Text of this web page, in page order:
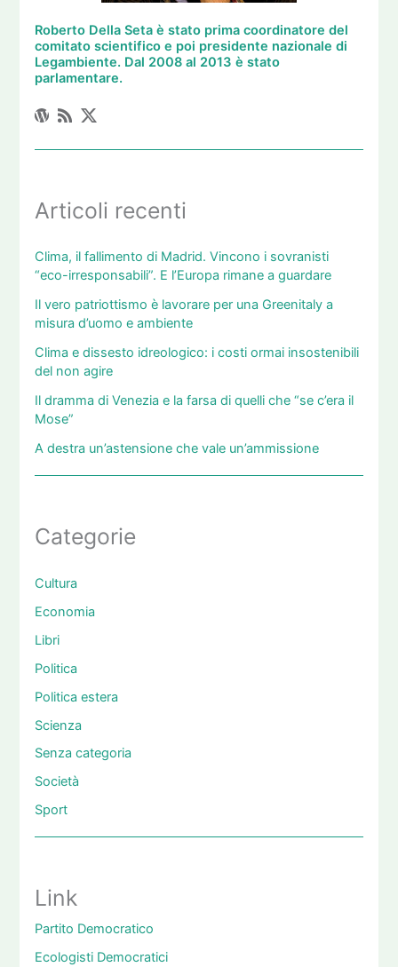
Roberto Della Seta è stato prima coordinatore del
comitato scientifico e poi presidente nazionale di
Legambiente. Dal 2008 al 2013 è stato
parlamentare.
Articoli recenti
Clima, il fallimento di Madrid. Vincono i sovranisti
“eco-irresponsabili”. E l’Europa rimane a guardare
Il vero patriottismo è lavorare per una Greenitaly a
misura d’uomo e ambiente
Clima e dissesto idreologico: i costi ormai insostenibili
del non agire
Il dramma di Venezia e la farsa di quelli che “se c’era il
Mose”
A destra un’astensione che vale un’ammissione
Categorie
Cultura
Economia
Libri
Politica
Politica estera
Scienza
Senza categoria
Società
Sport
Link
Partito Democratico
Ecologisti Democratici